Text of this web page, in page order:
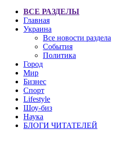
ВСЕ РАЗДЕЛЫ
Главная
Украина
Все новости раздела
События
Политика
Город
Мир
Бизнес
Спорт
Lifestyle
Шоу-биз
Наука
БЛОГИ ЧИТАТЕЛЕЙ